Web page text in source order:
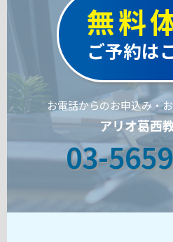
無料
ご予約は
お電話からのお申込み・
アリオ葛西
03-